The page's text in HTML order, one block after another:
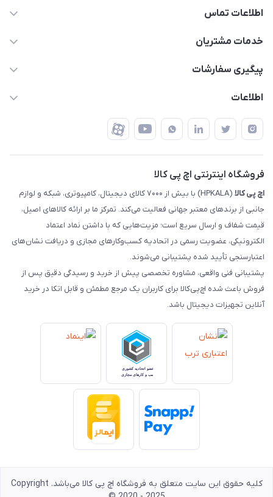
اطلاعات تماس
63 0000 43 - 021
تهران - طبقه سوم تجاری - پلاک 11014
خدمات مشتریان
قوانین و مقررات
ضمانت اصالت کالا
پیگیری سفارشات
رهگیری مرسولات پست
رهگیری مرسولات چاپار
رهگیری مرسولات ماهکس
اطلاعات
درباره ما
تماس با ما
فروشگاه اینترنتی اچ پی کالا
اچ‌ پی‌ کالا
(HPKALA) با بیش از ۷۰۰۰ کالای دیجیتال، کامپیوتری، شبکه و لوازم
جانبی از برندهای معتبر جهانی فعالیت می‌کند. تمرکز ما بر ارائه کالاهای اصیل،
قیمت شفاف و ارسال سریع است؛ مزیت‌هایی که با داشتن نماد اعتماد
الکترونیکی، عضویت رسمی در اتحادیه کسب‌وکارهای مجازی و دریافت نشان‌های
اعتبارسنجی تأیید شده پشتیبانی می‌شوند.
پشتیبانی فنی واقعی، مشاوره تخصصی پیش از خرید و رسیدگی دقیق پس از
فروش باعث شده اچ‌پی‌کالا برای کاربران یک مرجع مطمئن و قابل اتکا در خرید
آنلاین تجهیزات دیجیتال باشد.
کلیه حقوق این سایت متعلق به فروشگاه اچ پی کالا می‌باشد. Copyright